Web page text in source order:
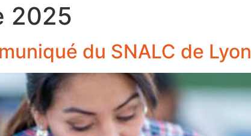
2025
du SNALC de Lyon